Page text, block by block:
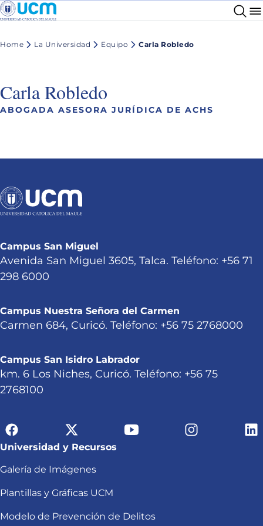
Home La Universidad Equipo Carla Robledo
Carla Robledo
ABOGADA ASESORA JURÍDICA DE ACHS
Campus San Miguel
Avenida San Miguel 3605, Talca. Teléfono: +56 71
298 6000
Campus Nuestra Señora del Carmen
Carmen 684, Curicó. Teléfono: +56 75 2768000
Campus San Isidro Labrador
km. 6 Los Niches, Curicó. Teléfono: +56 75
2768100
Universidad y Recursos
Galería de Imágenes
Plantillas y Gráficas UCM
Modelo de Prevención de Delitos